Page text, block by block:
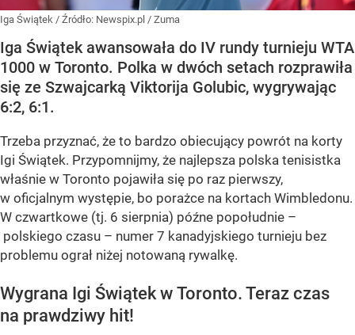
Iga Świątek / Źródło: Newspix.pl / Zuma
Iga Świątek awansowała do IV rundy turnieju WTA
1000 w Toronto. Polka w dwóch setach rozprawiła
się ze Szwajcarką Viktorija Golubic, wygrywając
6:2, 6:1.
Trzeba przyznać, że to bardzo obiecujący powrót na korty
Igi Świątek. Przypomnijmy, że najlepsza polska tenisistka
właśnie w Toronto pojawiła się po raz pierwszy,
w oficjalnym występie, bo porażce na kortach Wimbledonu.
W czwartkowe (tj. 6 sierpnia) późne popołudnie –
polskiego czasu – numer 7 kanadyjskiego turnieju bez
problemu ograł niżej notowaną rywalkę.
Wygrana Igi Świątek w Toronto. Teraz czas
na prawdziwy hit!